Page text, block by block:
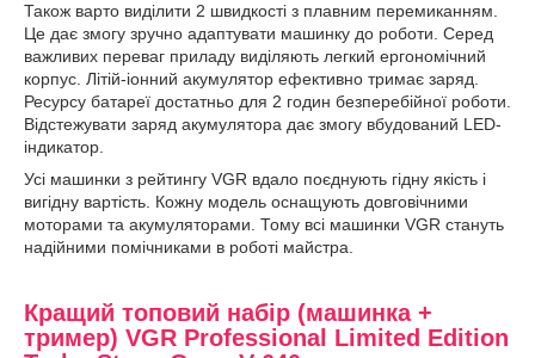
Також варто виділити 2 швидкості з плавним перемиканням.
Це дає змогу зручно адаптувати машинку до роботи. Серед
важливих переваг приладу виділяють легкий ергономічний
корпус. Літій-іонний акумулятор ефективно тримає заряд.
Ресурсу батареї достатньо для 2 годин безперебійної роботи.
Відстежувати заряд акумулятора дає змогу вбудований LED-
індикатор.
Усі машинки з рейтингу VGR вдало поєднують гідну якість і
вигідну вартість. Кожну модель оснащують довговічними
моторами та акумуляторами. Тому всі машинки VGR стануть
надійними помічниками в роботі майстра.
Кращий топовий набір (машинка +
тример) VGR Professional Limited Edition